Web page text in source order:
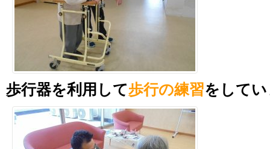
歩行器を利用して歩行の練習をして